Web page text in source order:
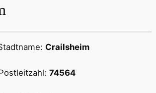
Crailsheim
74564